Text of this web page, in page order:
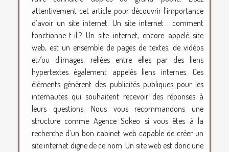
attentivement cet article pour découvrir l’importance
d’avoir un site internet. Un site internet : comment
fonctionne-t-il ? Un site internet, encore appelé site
web, est un ensemble de pages de textes, de vidéos
et/ou d’images, reliées entre elles par des liens
hypertextes également appelés liens internes. Ces
éléments génèrent des publicités publiques pour les
internautes qui souhaitent recevoir des réponses à
leurs questions. Nous vous recommandons une
structure comme Agence Sokeo si vous êtes à la
recherche d’un bon cabinet web capable de créer un
site internet digne de ce nom. Un site web est donc une